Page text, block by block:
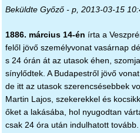
Beküldte Győző- p, 2013-03-15
1886. március 14-én írta a
felől jövő személyvonat vasárnap
s 24 órán át az utasok éhen,
sínylődtek. A Budapestről jövő
de itt az utasok szerencsésebbek
Martin Lajos, szekerekkel és
őket a lakásába, hol nyugodtan
csak 24 óra után indulhatott